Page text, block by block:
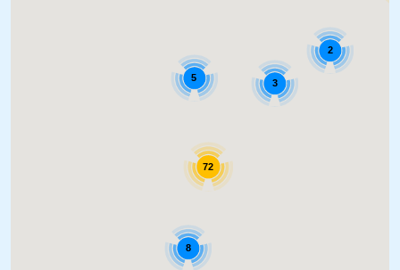
72
8
5 3
2